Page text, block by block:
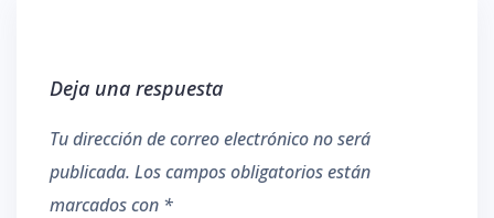
Deja una respuesta
Tu dirección de correo electrónico no será
publicada. Los campos obligatorios están
marcados con *